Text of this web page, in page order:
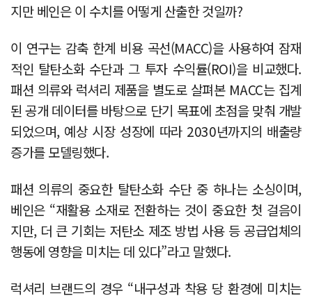
지만 베인은 이 수치를 어떻게 산출한 것일까?
이 연구는 감축 한계 비용 곡선(MACC)을 사용하여 잠재
적인 탈탄소화 수단과 그 투자 수익률(ROI)을 비교했다.
패션 의류와 럭셔리 제품을 별도로 살펴본 MACC는 집계
된 공개 데이터를 바탕으로 단기 목표에 초점을 맞춰 개발
되었으며, 예상 시장 성장에 따라 2030년까지의 배출량
증가를 모델링했다.
패션 의류의 중요한 탈탄소화 수단 중 하나는 소싱이며,
베인은 “재활용 소재로 전환하는 것이 중요한 첫 걸음이
지만, 더 큰 기회는 저탄소 제조 방법 사용 등 공급업체의
행동에 영향을 미치는 데 있다”라고 말했다.
럭셔리 브랜드의 경우 “내구성과 착용 당 환경에 미치는